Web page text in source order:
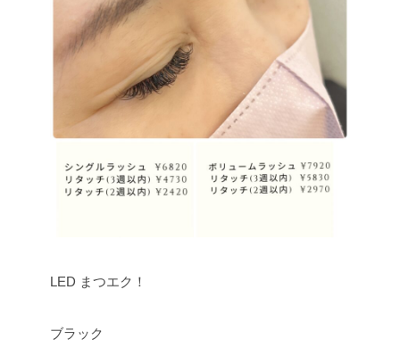
LED まつエク！
ブラック